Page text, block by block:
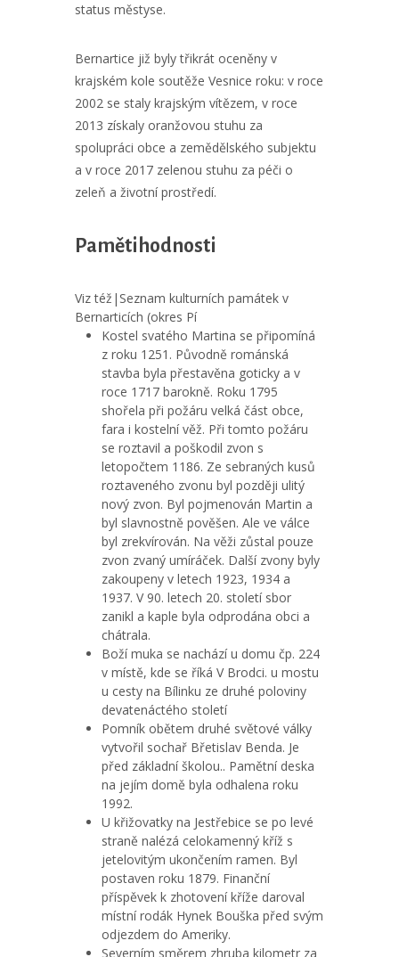
status městyse.
Bernartice již byly třikrát oceněny v
krajském kole soutěže Vesnice roku: v roce
2002 se staly krajským vítězem, v roce
2013 získaly oranžovou stuhu za
spolupráci obce a zemědělského subjektu
a v roce 2017 zelenou stuhu za péči o
zeleň a životní prostředí.
Pamětihodnosti
Viz též|Seznam kulturních památek v
Bernarticích (okres Pí
Kostel svatého Martina se připomíná
z roku 1251. Původně románská
stavba byla přestavěna goticky a v
roce 1717 barokně. Roku 1795
shořela při požáru velká část obce,
fara i kostelní věž. Při tomto požáru
se roztavil a poškodil zvon s
letopočtem 1186. Ze sebraných kusů
roztaveného zvonu byl později ulitý
nový zvon. Byl pojmenován Martin a
byl slavnostně pověšen. Ale ve válce
byl zrekvírován. Na věži zůstal pouze
zvon zvaný umíráček. Další zvony byly
zakoupeny v letech 1923, 1934 a
1937. V 90. letech 20. století sbor
zanikl a kaple byla odprodána obci a
chátrala.
Boží muka se nachází u domu čp. 224
v místě, kde se říká V Brodci. u mostu
u cesty na Bílinku ze druhé poloviny
devatenáctého století
Pomník obětem druhé světové války
vytvořil sochař Břetislav Benda. Je
před základní školou.. Pamětní deska
na jejím domě byla odhalena roku
1992.
U křižovatky na Jestřebice se po levé
straně nalézá celokamenný kříž s
jetelovitým ukončením ramen. Byl
postaven roku 1879. Finanční
příspěvek k zhotovení kříže daroval
místní rodák Hynek Bouška před svým
odjezdem do Ameriky.
Severním směrem zhruba kilometr za